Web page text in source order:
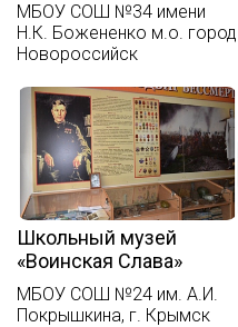
МБОУ СОШ №34 имени
Н.К. Божененко м.о. город
Новороссийск
Школьный музей
«Воинская Слава»
МБОУ СОШ №24 им. А.И.
Покрышкина, г. Крымск